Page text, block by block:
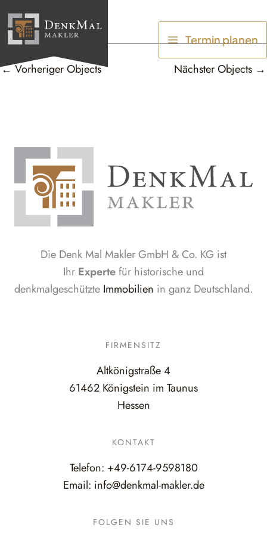
Inhalt
springen
Termin planen
←Vorheriger Objects Nächster Objects →
Die Denk Mal Makler GmbH & Co. KG ist
Ihr Expertefür historische und
denkmalgeschützte Immobilien in ganz Deutschland.
FIRMENSITZ
Altkönigstraße 4
61462 Königstein im Taunus
Hessen
KONTAKT
Telefon: +49-6174-9598180
Email: info@denkmal-makler.de
FOLGEN SIE UNS